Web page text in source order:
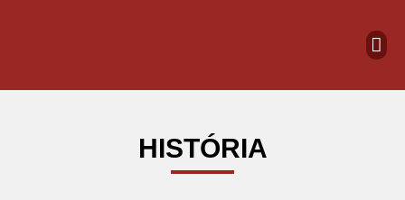
HISTÓRIA